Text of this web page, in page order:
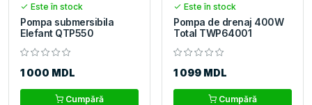
Este în stock
Pompa submersibila
Elefant QTP550
1 000 MDL
Cumpără
Este în stock
Pompa de drenaj 400W
Total TWP64001
1 099 MDL
Cumpără